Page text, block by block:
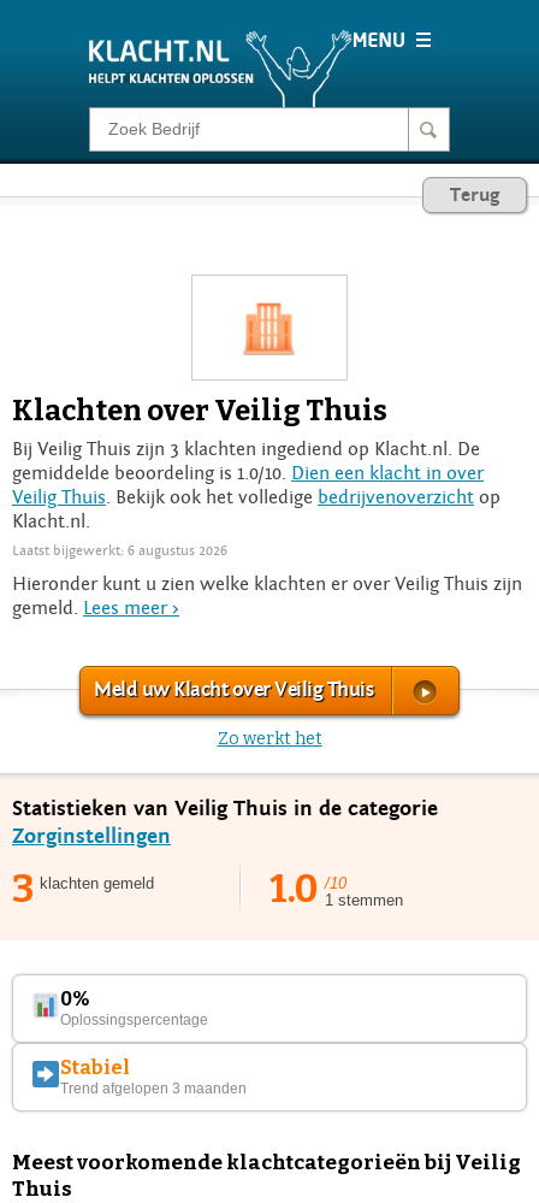
Klacht melden
Login
Terug
Klachten over Veilig Thuis
Bij Veilig Thuis zijn 3 klachten ingediend op Klacht.nl. De
gemiddelde beoordeling is 1.0/10. Dien een klacht in over
Veilig Thuis . Bekijk ook het volledige bedrijvenoverzicht op
Klacht.nl.
Laatst bijgewerkt: 6 augustus 2026
Hieronder kunt u zien welke klachten er over Veilig Thuis zijn
gemeld. Lees meer >
Meld uw Klacht over Veilig Thuis
Zo werkt het
Statistieken van Veilig Thuis in de categorie
Zorginstellingen
3 klachten gemeld 1.0 /10
1 stemmen
0%
Oplossingspercentage
Stabiel
Trend afgelopen 3 maanden
Meest voorkomende klachtcategorieën bij Veilig
Thuis